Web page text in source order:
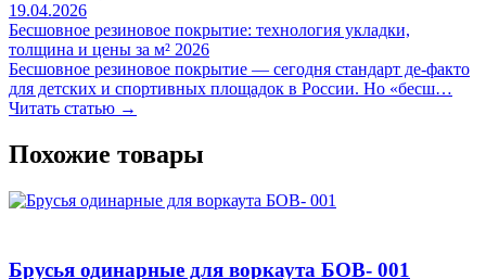
19.04.2026
Бесшовное резиновое покрытие: технология укладки,
толщина и цены за м² 2026
Бесшовное резиновое покрытие — сегодня стандарт де-факто
для детских и спортивных площадок в России. Но «бесш…
Читать статью →
Похожие товары
Брусья одинарные для воркаута БОВ- 001